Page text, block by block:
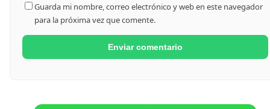
Guarda mi nombre, correo electrónico y web en este navegador
para la próxima vez que comente.